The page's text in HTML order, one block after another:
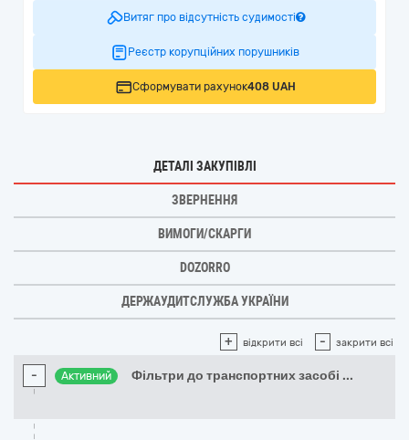
Витяг про відсутність судимості
Реєстр корупційних порушників
Сформувати рахунок408 UAH
ДЕТАЛІ ЗАКУПІВЛІ
ЗВЕРНЕННЯ
ВИМОГИ/СКАРГИ
DOZORRO
ДЕРЖАУДИТСЛУЖБА УКРАЇНИ
+ відкрити всі - закрити всі
- Активний Фільтри до транспортних засобі ...